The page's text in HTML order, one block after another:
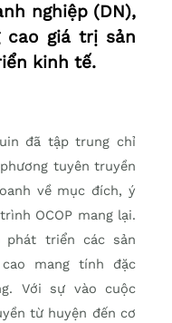
nghiệp (DN),
cao giá trị sản
kinh tế.
đã tập trung chỉ
tuyên truyền
về mục đích, ý
OCOP mang lại.
triển các sản
mang tính đặc
Với sự vào cuộc
từ huyện đến cơ